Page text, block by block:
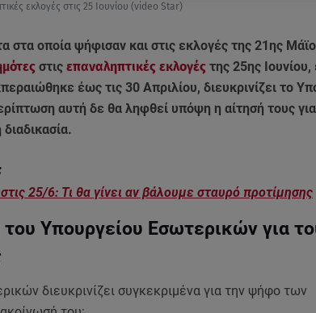
εκλογές στις 25 Ιουνίου (video Star)
στα οποία ψήφισαν και στις εκλογές της 21ης
στις επαναληπτικές εκλογέςτης 25ης Ιουνίου,
έως τις 30 Απριλίου, διευκρινίζει το
αυτή δε θα ληφθεί υπόψη η αίτησή τους
25/6: Τι θα γίνει αν βάλουμε σταυρό προτίμησης
Υπουργείου Εσωτερικών για
διευκρινίζει συγκεκριμένα για την ψήφο των